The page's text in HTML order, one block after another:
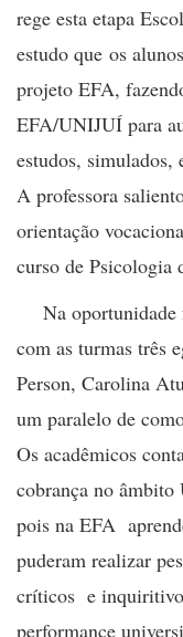
rege esta etapa
estudo que os
projeto EFA,
EFA/UNIJUÍ para
estudos, simulados,
A professora
orientação
curso de Psicologia
Na oportunidade
com as turmas três
Person, Carolina
um paralelo de
Os acadêmicos
cobrança no
pois na EFA
puderam realizar
críticos e
performance